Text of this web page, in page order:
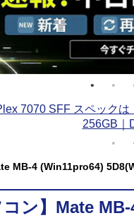
MB-4 (Win11pro64)
ン】Mate